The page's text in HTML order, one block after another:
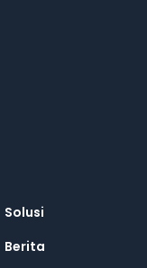
Solusi
Berita